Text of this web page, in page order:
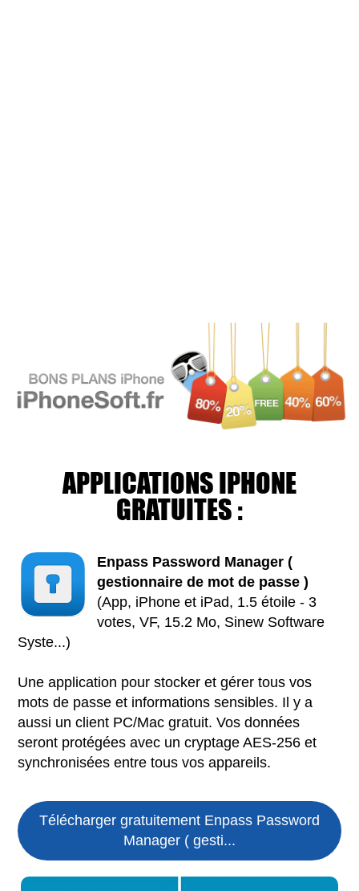
APPLICATIONS IPHONE
GRATUITES :
Enpass Password Manager (
gestionnaire de mot de passe )
(App, iPhone et iPad, 1.5 étoile - 3
votes, VF, 15.2 Mo, Sinew Software
Syste...)
Une application pour stocker et gérer tous vos
mots de passe et informations sensibles. Il y a
aussi un client PC/Mac gratuit. Vos données
seront protégées avec un cryptage AES-256 et
synchronisées entre tous vos appareils.
Télécharger gratuitement Enpass Password
Manager ( gesti...